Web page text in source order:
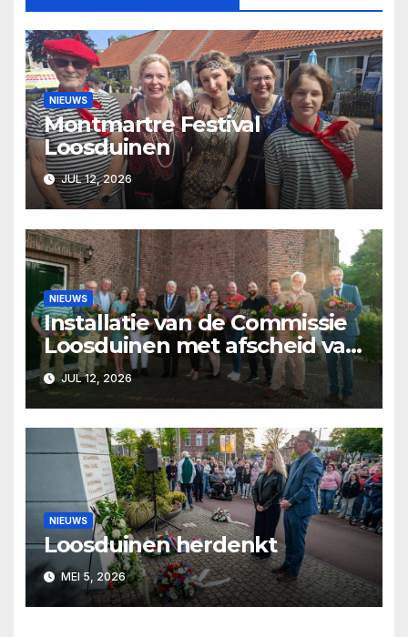
NIEUWS
Montmartre Festival
Loosduinen
JUL 12, 2026
NIEUWS
Installatie van de Commissie
Loosduinen met afscheid van
Pjer Wijsman
JUL 12, 2026
NIEUWS
Loosduinen herdenkt
MEI 5, 2026